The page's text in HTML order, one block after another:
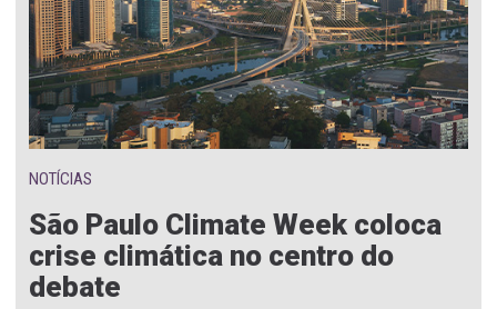
NOTÍCIAS
São Paulo Climate Week coloca
crise climática no centro do
debate